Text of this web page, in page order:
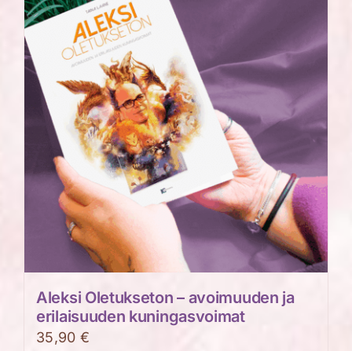
Aleksi Oletukseton – avoimuuden ja
erilaisuuden kuningasvoimat
35,90 €